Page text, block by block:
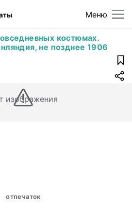
Меню
костюмах.
не позднее 1906
изображения
отпечаток